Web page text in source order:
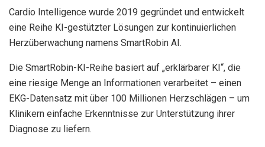
Cardio Intelligence wurde 2019 gegründet und entwickelt
eine Reihe KI-gestützter Lösungen zur kontinuierlichen
Herzüberwachung namens SmartRobin AI.
Die SmartRobin-KI-Reihe basiert auf „erklärbarer KI“, die
eine riesige Menge an Informationen verarbeitet – einen
EKG-Datensatz mit über 100 Millionen Herzschlägen – um
Klinikern einfache Erkenntnisse zur Unterstützung ihrer
Diagnose zu liefern.